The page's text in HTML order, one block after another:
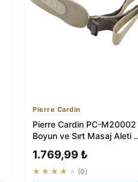
Pierre Cardin
Pierre Cardin PC-M20002
Boyun ve Sırt Masaj Aleti -
Profesyonel Rahatlatma
1.769,99 ₺
★★★★★ (0)